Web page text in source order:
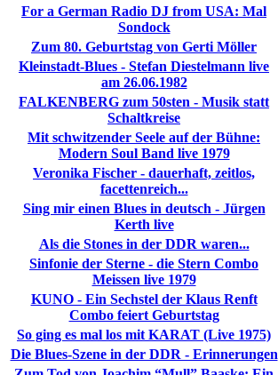
For a German Radio DJ from USA: Mal
Sondock
Zum 80. Geburtstag von Gerti Möller
Kleinstadt-Blues - Stefan Diestelmann live
am 26.06.1982
FALKENBERG zum 50sten - Musik statt
Schaltkreise
Mit schwitzender Seele auf der Bühne:
Modern Soul Band live 1979
Veronika Fischer - dauerhaft, zeitlos,
facettenreich...
Sing mir einen Blues in deutsch - Jürgen
Kerth live
Als die Stones in der DDR waren...
Sinfonie der Sterne - die Stern Combo
Meissen live 1979
KUNO - Ein Sechstel der Klaus Renft
Combo feiert Geburtstag
So ging es mal los mit KARAT (Live 1975)
Die Blues-Szene in der DDR - Erinnerungen